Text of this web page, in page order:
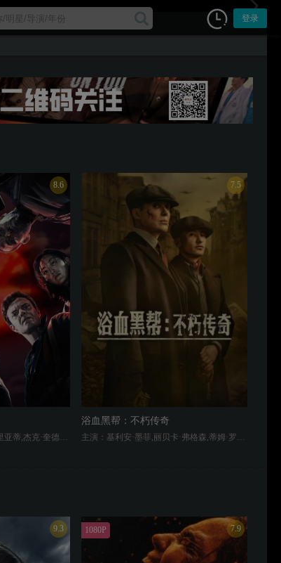
登录
8.6
主演：卡尔·厄本,艾琳·莫里亚蒂,杰克·奎德,安东尼·斯塔尔,多米妮克·麦克艾丽戈特,杰西·厄舍,切斯·克劳福,托默·卡蓬,福原·凯伦,内森·米切尔,伊丽莎白·苏,拉兹·阿隆索,詹妮弗·艾斯波西多,西蒙·佩吉,肖恩·本森,安·库萨克,克里斯蒂安·凯耶斯,洁斯·萨尔圭罗,妮卡·埃利奥特,阿历克斯·哈赛尔,米什卡·特博,乔丹娜·拉茹瓦,马尔科姆·巴雷特,布列塔尼·艾伦,吉安卡罗·埃斯波西托,尼古拉·科雷亚·达姆得,斯科特·汤普森·贝克,珊特尔·范圣滕,大卫·安德鲁,大卫·瑞勒,布雷丹·贝塞尔,约翰·道曼,海利·乔·奥斯蒙,莱拉·罗宾斯,比利·赞恩,贾登·马丁,保利诺·努内斯,克里斯塔·巴科,德什伊·帕达亚奇
7.5
浴血黑帮：不朽传奇
主演：基利安·墨菲,丽贝卡·弗格森,蒂姆·罗斯,斯蒂芬·格拉汉姆,苏菲·兰朵,巴里·基奥恩,奈德·丹内利,派克·李
9.3 1080P 7.9